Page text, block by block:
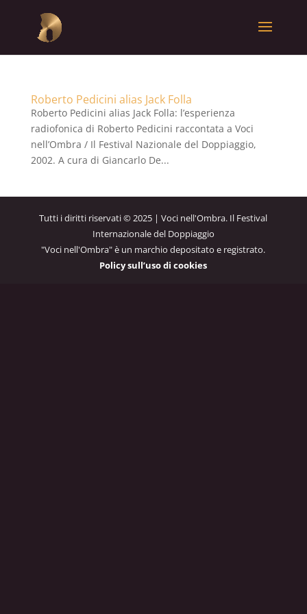
Roberto Pedicini alias Jack Folla
Roberto Pedicini alias Jack Folla: l’esperienza
radiofonica di Roberto Pedicini raccontata a Voci
nell’Ombra / Il Festival Nazionale del Doppiaggio,
2002. A cura di Giancarlo De...
Tutti i diritti riservati © 2025 | Voci nell'Ombra. Il Festival
Internazionale del Doppiaggio
"Voci nell'Ombra" è un marchio depositato e registrato.
Policy sull’uso di cookies